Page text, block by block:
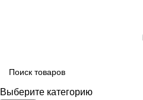
Выберите категорию